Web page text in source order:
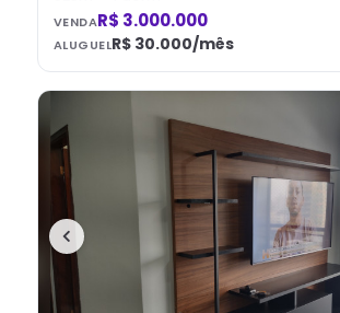
VENDAR$ 3.000.000
ALUGUELR$ 30.000/mês